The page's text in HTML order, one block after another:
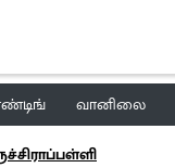
வானிலை